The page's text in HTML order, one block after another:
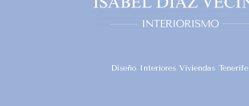
Diseño Interiores Viviendas Tenerife